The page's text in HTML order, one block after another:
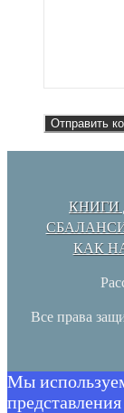
КНИГИ
КАК
Все права
Мы